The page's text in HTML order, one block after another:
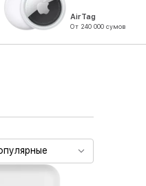
AirTag
От 240 000 сумов